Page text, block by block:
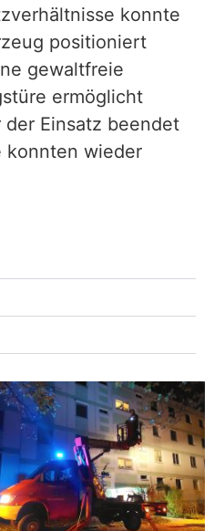
konnte
positioniert
gewaltfreie
ermöglicht
Einsatz beendet
konnten wieder